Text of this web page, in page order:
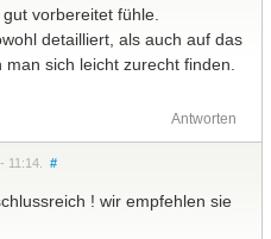
vorbereitet fühle.
detailliert, als auch auf das
sich leicht zurecht finden.
Antworten
11:14. #
! wir empfehlen sie